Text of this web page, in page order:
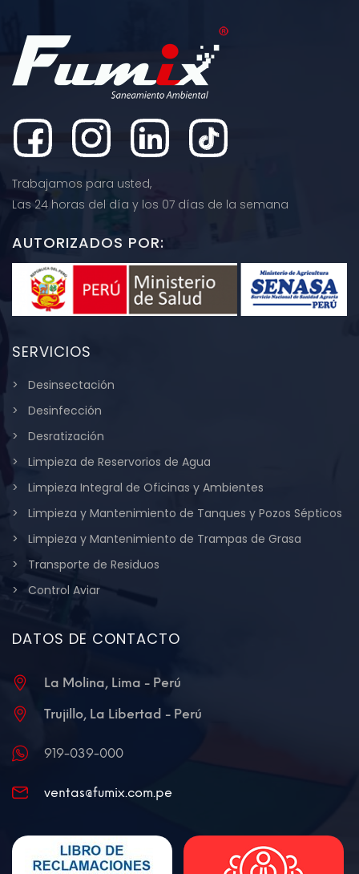
Trabajamos para usted,
Las 24 horas del día y los 07 días de la semana
AUTORIZADOS POR:
SERVICIOS
Desinsectación
Desinfección
Desratización
Limpieza de Reservorios de Agua
Limpieza Integral de Oficinas y Ambientes
Limpieza y Mantenimiento de Tanques y Pozos Sépticos
Limpieza y Mantenimiento de Trampas de Grasa
Transporte de Residuos
Control Aviar
DATOS DE CONTACTO
La Molina, Lima - Perú
Trujillo, La Libertad - Perú
919-039-000
ventas@fumix.com.pe